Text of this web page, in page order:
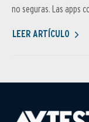
no seguras. Las apps
LEER ARTÍCULO